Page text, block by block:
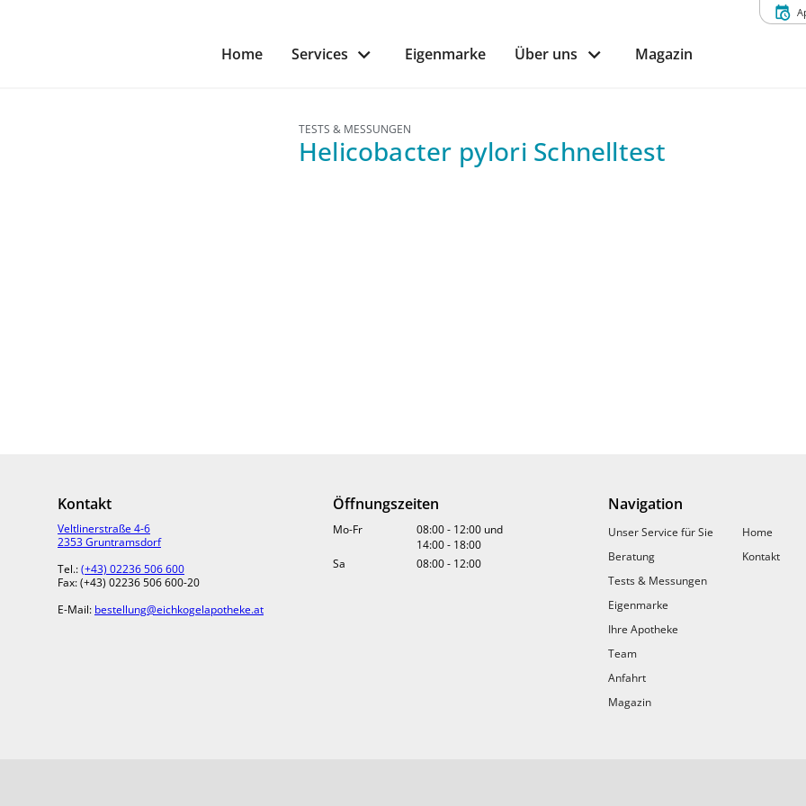
Home Services Eigenmarke Über uns Magazin
TESTS & MESSUNGEN
Helicobacter pylori Schnelltest
Oft kann eine Infektion mit Helicobacter pylori der Grund für wiederkehrende
sein. Ein einfacher Stuhltest kann einen Hinweis auf diese Infektion liefern. Sie
ein Testkit, den Test selbst führen Sie dann bequem in den eigenen 4 Wänden
Kontakt
Veltlinerstraße 4-6
2353 Gruntramsdorf
Tel.:(+43) 02236 506 600
Fax: (+43) 02236 506 600-20
E-Mail: bestellung@eichkogelapotheke.at
Öffnungszeiten
Mo-Fr 08:00- 12:00 und
14:00- 18:00
Sa
08:00- 12:00
Navigation
Unser Service für Sie
Beratung
Tests & Messungen
Eigenmarke
Ihre Apotheke
Team
Anfahrt
Magazin
Home
Kontakt